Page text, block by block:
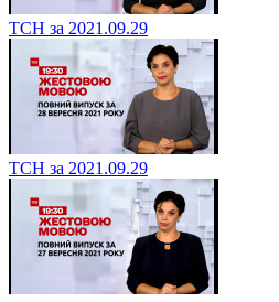
ТСН за 2021.09.29
ТСН за 2021.09.29